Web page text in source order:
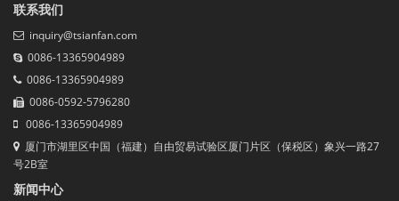
联系我们
inquiry@tsianfan.com
0086-13365904989
0086-13365904989
0086-0592-5796280
0086-13365904989
厦门市湖里区中国（福建）自由贸易试验区厦门片区（保税区）象兴一路27
号2B室
新闻中心